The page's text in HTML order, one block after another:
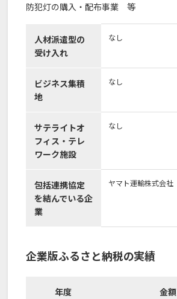
防犯灯の購入・配布事業 等
人材派遣型の
受け入れ
なし
ビジネス集積
地
なし
サテライトオ
フィス・テレ
ワーク施設
なし
包括連携協定
を結んでいる企
業
ヤマト運輸株式会社
企業版ふるさと納税の実績
年度 金額